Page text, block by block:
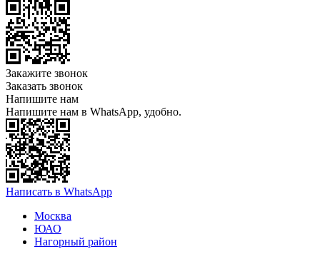
Закажите звонок
Заказать звонок
Напишите нам
Напишите нам в WhatsApp, удобно.
Написать в WhatsApp
Москва
ЮАО
Нагорный район